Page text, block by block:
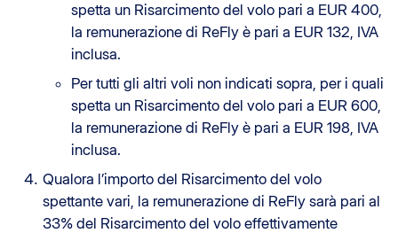
spetta un Risarcimento del volo pari a EUR 400,
la remunerazione di ReFly è pari a EUR 132, IVA
inclusa.
Per tutti gli altri voli non indicati sopra, per i quali
spetta un Risarcimento del volo pari a EUR 600,
la remunerazione di ReFly è pari a EUR 198, IVA
inclusa.
Qualora l’importo del Risarcimento del volo
spettante vari, la remunerazione di ReFly sarà pari al
33% del Risarcimento del volo effettivamente